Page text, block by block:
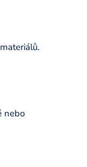
nebo